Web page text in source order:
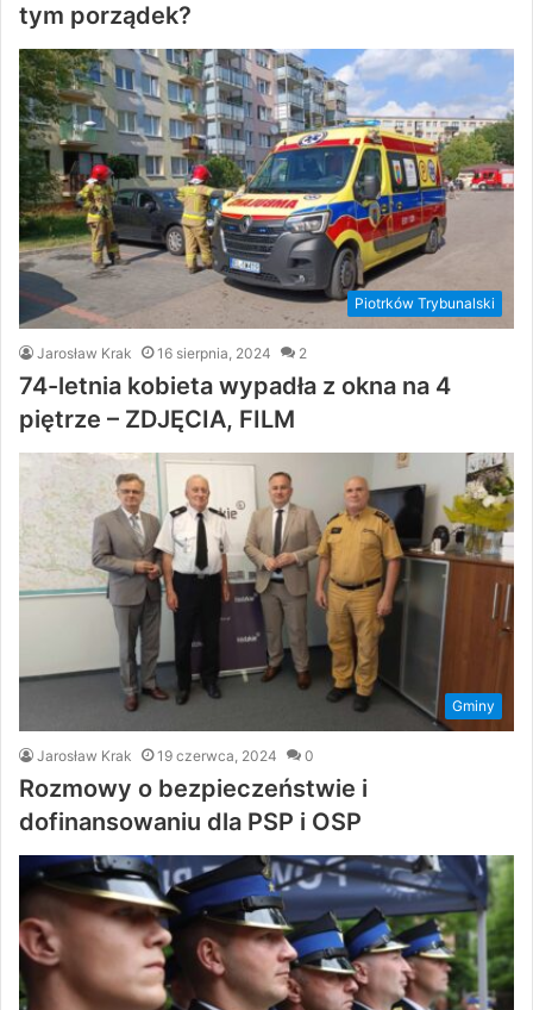
tym porządek?
Piotrków Trybunalski
Jarosław Krak 16 sierpnia, 2024 2
74-letnia kobieta wypadła z okna na 4
piętrze – ZDJĘCIA, FILM
Gminy
Jarosław Krak 19 czerwca, 2024 0
Rozmowy o bezpieczeństwie i
dofinansowaniu dla PSP i OSP